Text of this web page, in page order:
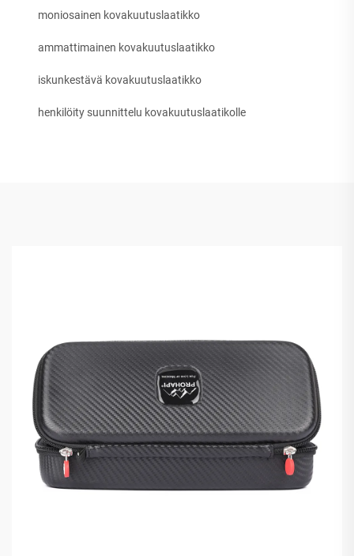
moniosainen kovakuutuslaatikko
ammattimainen kovakuutuslaatikko
iskunkestävä kovakuutuslaatikko
henkilöity suunnittelu kovakuutuslaatikolle